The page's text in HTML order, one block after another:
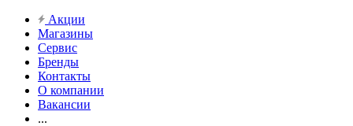
Акции
Магазины
Сервис
Бренды
Контакты
О компании
Вакансии
...